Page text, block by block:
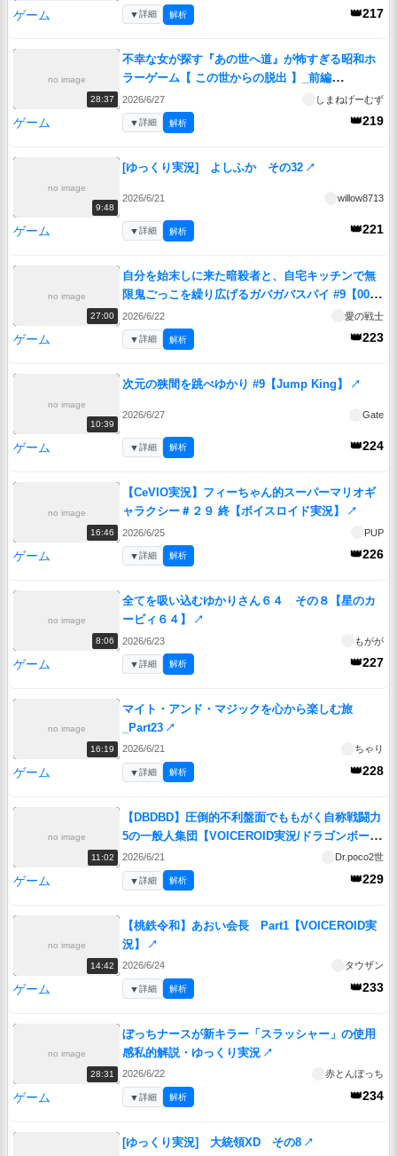
ゲーム 👑217
▼詳細 解析
no image
28:37
不幸な女が探す『あの世へ道』が怖すぎる昭和ホ
ラーゲーム【 この世からの脱出 】_前編
『VOICEROID実況/重音テト・宮舞モカ』↗
2026/6/27 しまねげーむず
ゲーム 👑219
▼詳細 解析
no image
9:48
[ゆっくり実況] よしふか その32 ↗
2026/6/21 willow8713
ゲーム 👑221
▼詳細 解析
no image
27:00
自分を始末しに来た暗殺者と、自宅キッチンで無
限鬼ごっこを繰り広げるガバガバスパイ #9【007
ファースト･ライト:ロンドン前編】
2026/6/22 愛の戦士
ゲーム 👑223
▼詳細 解析
no image
10:39
次元の狭間を跳べゆかり #9【Jump King】 ↗
2026/6/27 Gate
ゲーム 👑224
▼詳細 解析
no image
16:46
【CeVIO実況】フィーちゃん的スーパーマリオギ
ャラクシー＃２９ 終【ボイスロイド実況】
↗
2026/6/25 PUP
ゲーム 👑226
▼詳細 解析
no image
8:06
全てを吸い込むゆかりさん６４ その８【星のカ
ービィ６４】
↗
2026/6/23 もがが
ゲーム 👑227
▼詳細 解析
no image
16:19
マイト・アンド・マジックを心から楽しむ旅
_Part23 ↗
2026/6/21 ちゃり
ゲーム 👑228
▼詳細 解析
no image
11:02
【DBDBD】圧倒的不利盤面でももがく自称戦闘力
5の一般人集団【VOICEROID実況/ドラゴンボール
ザブレイカーズ】
2026/6/21 Dr.poco2世
ゲーム 👑229
▼詳細 解析
no image
14:42
【桃鉄令和】あおい会長 Part1【VOICEROID実
況】
↗
2026/6/24 タウザン
ゲーム 👑233
▼詳細 解析
no image
28:31
ぼっちナースが新キラー「スラッシャー」の使用
感私的解説・ゆっくり実況 ↗
2026/6/22 赤とんぼっち
ゲーム 👑234
▼詳細 解析
[ゆっくり実況] 大統領XD その8 ↗